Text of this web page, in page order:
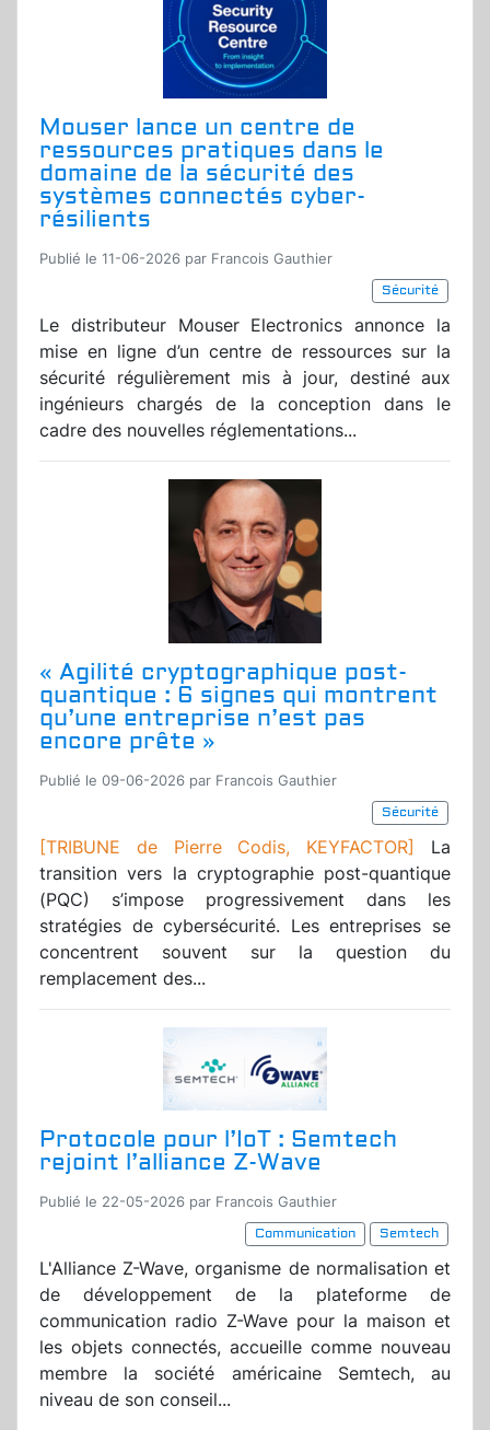
Mouser lance un centre de
ressources pratiques dans le
domaine de la sécurité des
systèmes connectés cyber-
résilients
Publié le 11-06-2026 par Francois Gauthier
Sécurité
Le distributeur Mouser Electronics annonce la
mise en ligne d’un centre de ressources sur la
sécurité régulièrement mis à jour, destiné aux
ingénieurs chargés de la conception dans le
cadre des nouvelles réglementations...
« Agilité cryptographique post-
quantique : 6 signes qui montrent
qu’une entreprise n’est pas
encore prête »
Publié le 09-06-2026 par Francois Gauthier
Sécurité
[TRIBUNE de Pierre Codis, KEYFACTOR] La
transition vers la cryptographie post-quantique
(PQC) s’impose progressivement dans les
stratégies de cybersécurité. Les entreprises se
concentrent souvent sur la question du
remplacement des...
Protocole pour l’IoT : Semtech
rejoint l’alliance Z-Wave
Publié le 22-05-2026 par Francois Gauthier
Communication
Semtech
L'Alliance Z-Wave, organisme de normalisation et
de développement de la plateforme de
communication radio Z-Wave pour la maison et
les objets connectés, accueille comme nouveau
membre la société américaine Semtech, au
niveau de son conseil...